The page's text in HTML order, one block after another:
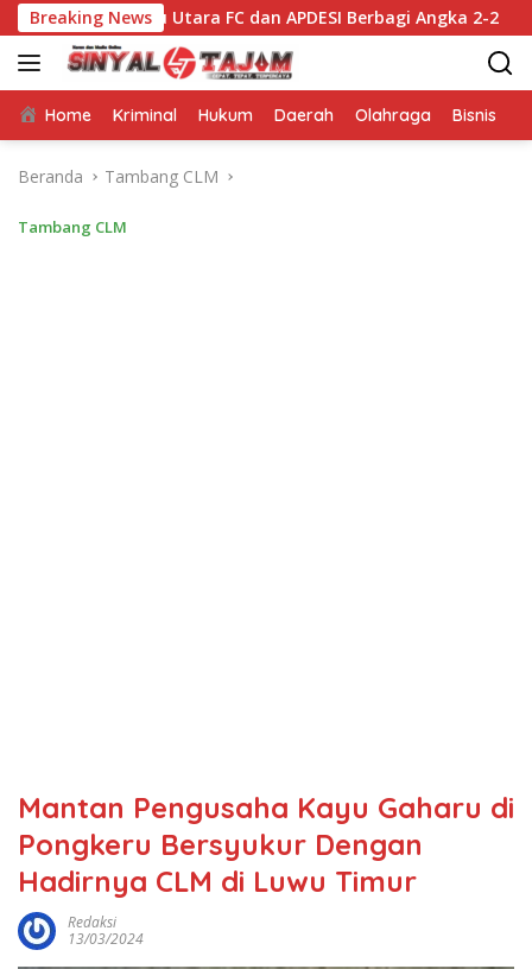
Langsung
ke
konten
Breaking News
Utara FC dan APDESI Berbagi Angka 2-2
Home Kriminal Hukum Daerah Olahraga Bisnis
Beranda Tambang CLM
Tambang CLM
Mantan Pengusaha Kayu Gaharu di
Pongkeru Bersyukur Dengan
Hadirnya CLM di Luwu Timur
Redaksi
13/03/2024